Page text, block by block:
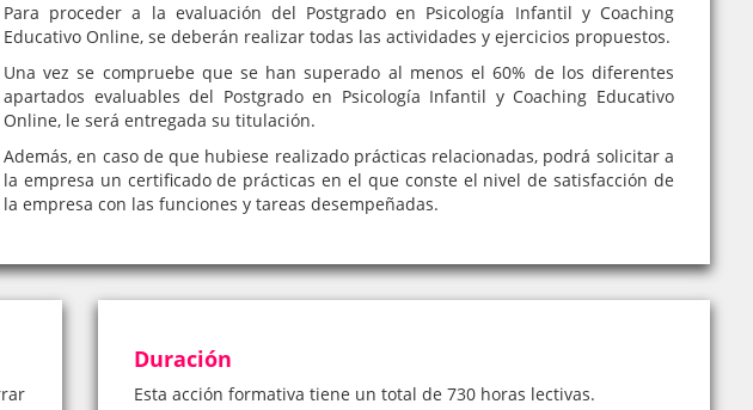
Para proceder a la evaluación del Postgrado en Psicología Infantil y Coaching
Educativo Online, se deberán realizar todas las actividades y ejercicios propuestos.
Una vez se compruebe que se han superado al menos el 60% de los diferentes
apartados evaluables del Postgrado en Psicología Infantil y Coaching Educativo
Online, le será entregada su titulación.
Además, en caso de que hubiese realizado prácticas relacionadas, podrá solicitar a
la empresa un certificado de prácticas en el que conste el nivel de satisfacción de
la empresa con las funciones y tareas desempeñadas.
Duración
Esta acción formativa tiene un total de 730 horas lectivas.